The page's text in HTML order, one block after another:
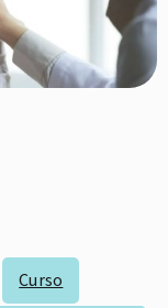
Curso